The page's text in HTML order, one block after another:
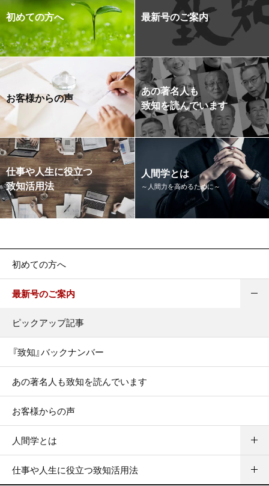
初めての方へ 最新号のご案内
お客様からの声
あの著名人も
致知を読んでいます
仕事や人生に役立つ
致知活用法
人間学とは
～人間力を高めるために～
初めての方へ
最新号のご案内
ピックアップ記事
『致知』バックナンバー
あの著名人も致知を読んでいます
お客様からの声
人間学とは
仕事や人生に役立つ致知活用法